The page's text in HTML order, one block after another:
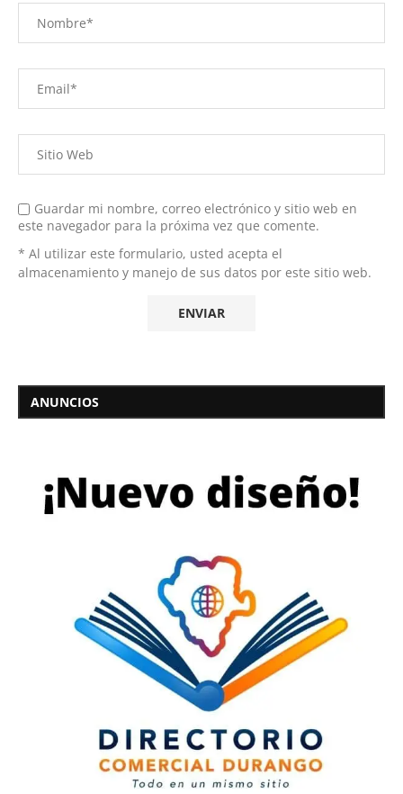
Guardar mi nombre, correo electrónico y sitio web en
este navegador para la próxima vez que comente.
* Al utilizar este formulario, usted acepta el
almacenamiento y manejo de sus datos por este sitio web.
ANUNCIOS